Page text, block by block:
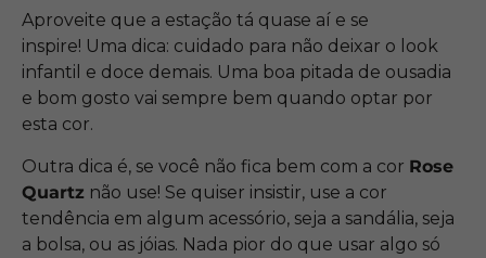
Aproveite que a estação tá quase aí e se
inspire! Uma dica: cuidado para não deixar o look
infantil e doce demais. Uma boa pitada de ousadia
e bom gosto vai sempre bem quando optar por
esta cor.
Outra dica é, se você não fica bem com a cor Rose
Quartz não use! Se quiser insistir, use a cor
tendência em algum acessório, seja a sandália, seja
a bolsa, ou as jóias. Nada pior do que usar algo só